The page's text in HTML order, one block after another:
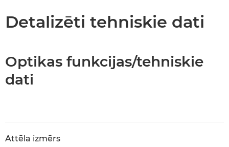
Detalizēti tehniskie dati
Optikas funkcijas/tehniskie
dati
Attēla izmērs